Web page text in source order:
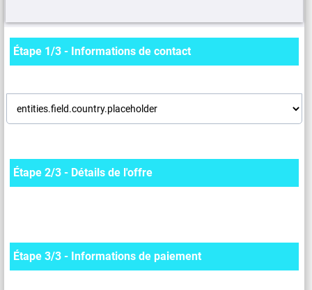
Étape 1/3 - Informations de contact
Étape 2/3 - Détails de l'offre
Étape 3/3 - Informations de paiement